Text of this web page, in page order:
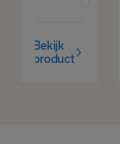
Bekijk
product